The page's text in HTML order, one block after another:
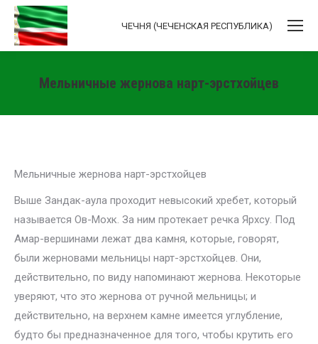
ЧЕЧНЯ (ЧЕЧЕНСКАЯ РЕСПУБЛИКА)
Мельничные жернова нарт-эрстхойцев
Мельничные жернова нарт-эрстхойцев
Выше Зандак-аула проходит невысокий хребет, который
называется Ов-Мохк. За ним протекает речка Ярхсу. Под
Амар-вершинами лежат два камня, которые, говорят,
были жерновами мельницы нарт-эрстхойцев. Они,
действительно, по виду напоминают жернова. Некоторые
уверяют, что это жернова от ручной мельницы; и
действительно, на верхнем камне имеется углубление,
будто бы предназначенное для того, чтобы крутить его